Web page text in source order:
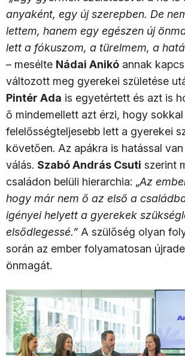
anyaként, egy új szerepben. De
lettem, hanem egy egészen új
lett a fókuszom, a türelmem, a
– mesélte Nádai Anikó annak
változott meg gyerekei születése
Pintér Ada is egyetértett és azt is
ő mindemellett azt érzi, hogy sokkal
felelősségteljesebb lett a gyerekei
követően. Az apákra is hatással
válás. Szabó András Csuti szerint
családon belüli hierarchia: „Az
hogy már nem ő az első a
igényei helyett a gyerekek
elsődlegessé.” A szülőség olyan
során az ember folyamatosan
önmagát.